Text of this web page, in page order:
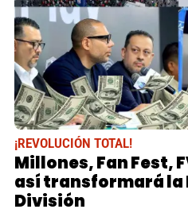
¡REVOLUCIÓN TOTAL!
Millones, Fan Fest,
así transformará la
División